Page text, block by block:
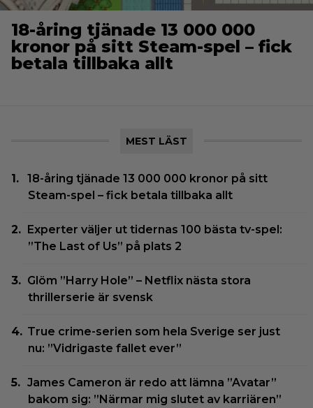
18-åring tjänade 13 000 000
kronor på sitt Steam-spel – fick
betala tillbaka allt
MEST LÄST
18-åring tjänade 13 000 000 kronor på sitt
Steam-spel – fick betala tillbaka allt
Experter väljer ut tidernas 100 bästa tv-spel:
”The Last of Us” på plats 2
Glöm ”Harry Hole” – Netflix nästa stora
thrillerserie är svensk
True crime-serien som hela Sverige ser just
nu: ”Vidrigaste fallet ever”
James Cameron är redo att lämna ”Avatar”
bakom sig: ”Närmar mig slutet av karriären”